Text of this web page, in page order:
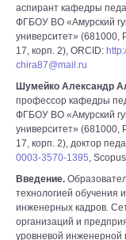
аспирант кафедры
ФГБОУ ВО «Амурский
университет» (681000,
17, корп. 2), ORCID:
chira87@mail.ru
Шумейко Александр
профессор кафедры
ФГБОУ ВО «Амурский
университет» (681000,
17, корп. 2), доктор
0003-3570-1395,
Введение.
технологией обучения
инженерных кадров.
организаций и
уровневой инженерной